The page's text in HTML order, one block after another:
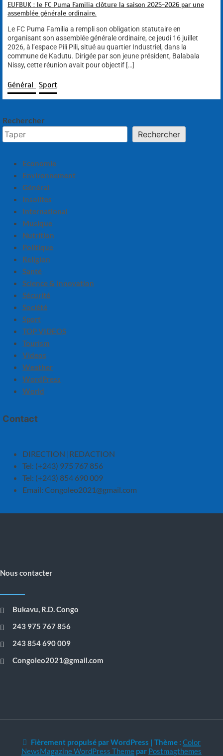
EUFBUK : le FC Puma Familia clôture la saison 2025-2026 par une
assemblée générale ordinaire.
Le FC Puma Familia a rempli son obligation statutaire en
organisant son assemblée générale ordinaire, ce jeudi 16 juillet
2026, à l’espace Pili Pili, situé au quartier Industriel, dans la
commune de Kadutu. Dirigée par son jeune président, Balabala
Nissy, cette réunion avait pour objectif […]
Général Sport
Rechercher
Rechercher
Economie
Environnement
Général
Insolites
International
Musique
Nutrition
Politique
Religion
Santé
Science & Innovation
Sécurité
Société
Sport
TOP VIDEOS
Tourism
Videos
Weather
WordPress
World
Contact
DIRECTION |REDACTION
Tel: (+243) 975 767 856
Tel: (+243) 854 690 009
Email: Congoleo2021@gmail.com
Nous contacter
Bukavu, R.D. Congo
243 975 767 856
243 854 690 009
Congoleo2021@gmail.com
Fièrement propulsé par WordPress | Thème : Color
NewsMagazine WordPress Theme par Postmagthemes